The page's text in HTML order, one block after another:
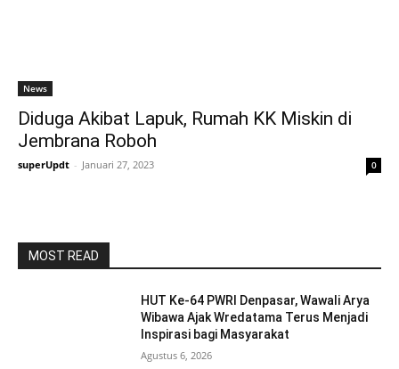
News
Diduga Akibat Lapuk, Rumah KK Miskin di
Jembrana Roboh
superUpdt - Januari 27, 2023 0
MOST READ
HUT Ke-64 PWRI Denpasar, Wawali Arya
Wibawa Ajak Wredatama Terus Menjadi
Inspirasi bagi Masyarakat
Agustus 6, 2026